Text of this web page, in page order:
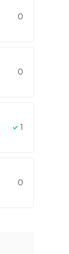
0
0
1
0